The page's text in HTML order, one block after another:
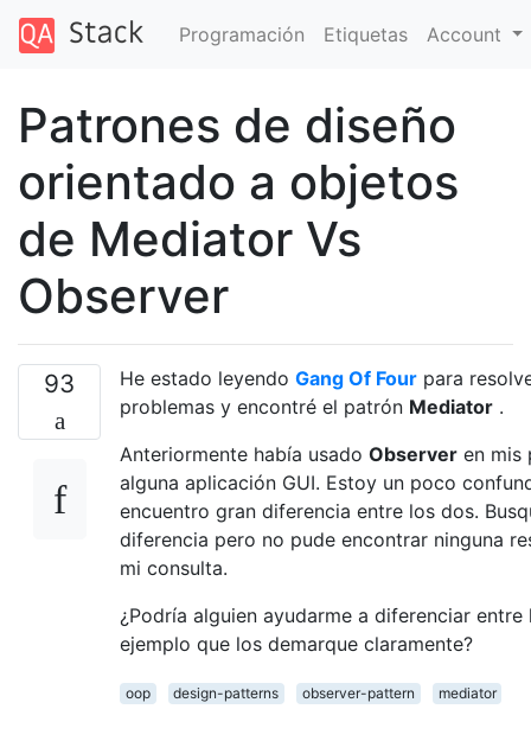
Programación Etiquetas Account
Patrones de diseño
orientado a objetos
de Mediator Vs
Observer
93 He estado leyendo Gang Of Four para
problemas y encontré el patrón Mediator .
Anteriormente había usado Observer en mis
alguna aplicación GUI. Estoy un poco
encuentro gran diferencia entre los dos.
diferencia pero no pude encontrar ninguna
mi consulta.
¿Podría alguien ayudarme a diferenciar
ejemplo que los demarque claramente?
oop design-patterns observer-pattern mediator